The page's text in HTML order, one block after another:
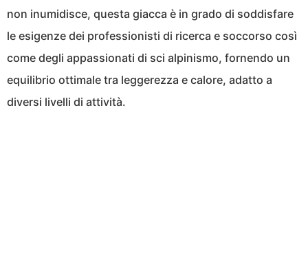
non inumidisce, questa giacca è in grado di soddisfare
le esigenze dei professionisti di ricerca e soccorso così
come degli appassionati di sci alpinismo, fornendo un
equilibrio ottimale tra leggerezza e calore, adatto a
diversi livelli di attività.